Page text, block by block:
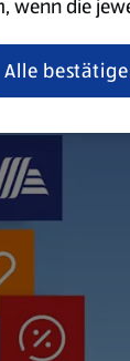
wenn die
oder
der
Alle